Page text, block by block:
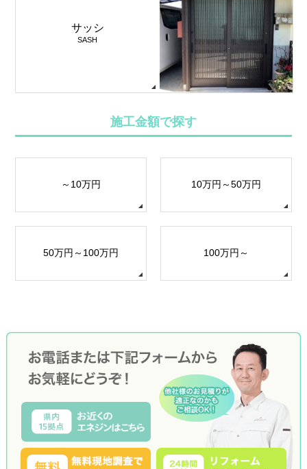
サッシ
SASH
施工金額で探す
～10万円 10万円～50万円
50万円～100万円 100万円～